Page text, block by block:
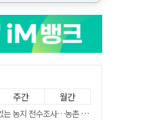
주간 월간
수조사…농촌 들쑤시는 '경자유전'의 칼날